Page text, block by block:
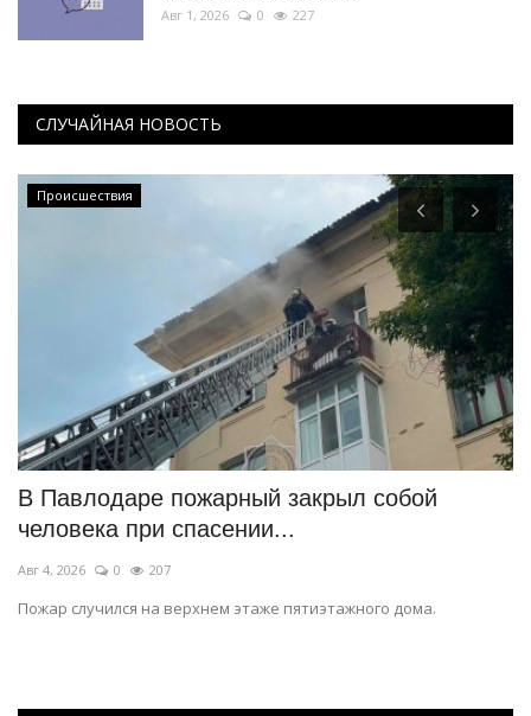
Авг 1, 2026 0 227
СЛУЧАЙНАЯ НОВОСТЬ
Происшествия
В Павлодаре пожарный закрыл собой
человека при спасении...
Авг 4, 2026 0 207
Пожар случился на верхнем этаже пятиэтажного дома.